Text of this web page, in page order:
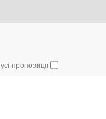
усі пропозиції